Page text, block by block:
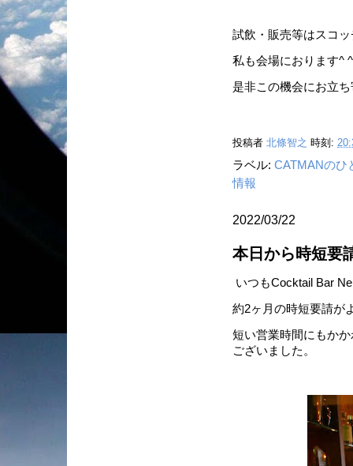
試飲・販売等はスコ
私も会場におります^ ^
是非この機会にお立
投稿者 北條智之 時刻:
ラベル: CATMANのひ
情報
2022/03/22
本日から時短要
いつもCocktail Bar
約2ヶ月の時短要請が
短い営業時間にもか
ございました。